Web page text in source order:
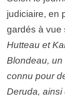
judiciaire, en
gardés à vue
Hutteau et
Blondeau, un
connu pour
Deruda, ainsi